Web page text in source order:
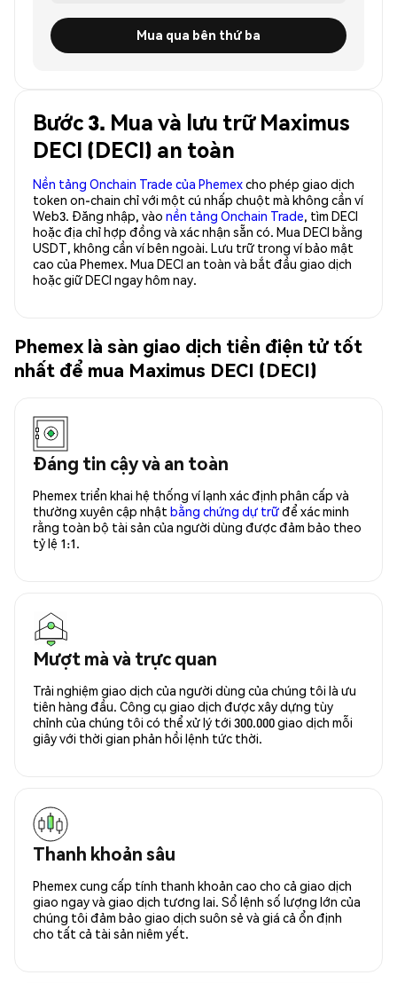
Mua qua bên thứ ba
Bước 3. Mua và lưu trữ Maximus
DECI (DECI) an toàn
Nền tảng Onchain Trade của Phemexcho phép giao dịch
token on-chain chỉ với một cú nhấp chuột mà không cần ví
Web3. Đăng nhập, vào nền tảng Onchain Trade, tìm DECI
hoặc địa chỉ hợp đồng và xác nhận sẵn có. Mua DECI bằng
USDT, không cần ví bên ngoài. Lưu trữ trong ví bảo mật
cao của Phemex. Mua DECI an toàn và bắt đầu giao dịch
hoặc giữ DECI ngay hôm nay.
Phemex là sàn giao dịch tiền điện tử tốt
nhất để mua Maximus DECI (DECI)
Đáng tin cậy và an toàn
Phemex triển khai hệ thống ví lạnh xác định phân cấp và
thường xuyên cập nhật bằng chứng dự trữđể xác minh
rằng toàn bộ tài sản của người dùng được đảm bảo theo
tỷ lệ 1:1.
Mượt mà và trực quan
Trải nghiệm giao dịch của người dùng của chúng tôi là ưu
tiên hàng đầu. Công cụ giao dịch được xây dựng tùy
chỉnh của chúng tôi có thể xử lý tới 300.000 giao dịch mỗi
giây với thời gian phản hồi lệnh tức thời.
Thanh khoản sâu
Phemex cung cấp tính thanh khoản cao cho cả giao dịch
giao ngay và giao dịch tương lai. Sổ lệnh số lượng lớn của
chúng tôi đảm bảo giao dịch suôn sẻ và giá cả ổn định
cho tất cả tài sản niêm yết.